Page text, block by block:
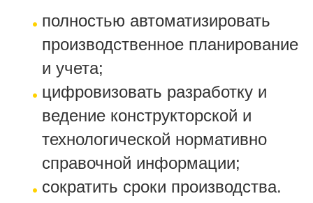
полностью автоматизировать
производственное планирование
и учета;
цифровизовать разработку и
ведение конструкторской и
технологической нормативно
справочной информации;
сократить сроки производства.